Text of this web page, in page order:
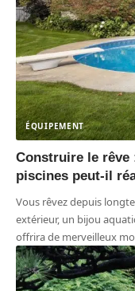
ÉQUIPEMENT
Construire le rêve
piscines peut-il
Vous rêvez depuis
extérieur, un bijou
offrira de merveilleux